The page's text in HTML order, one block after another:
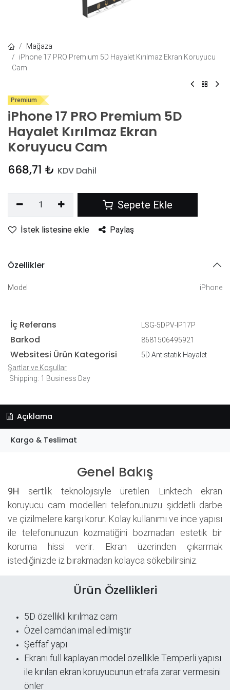
Mağaza
iPhone 17 PRO Premium 5D Hayalet Kırılmaz Ekran Koruyucu
Cam
Premium
iPhone 17 PRO Premium 5D
Hayalet Kırılmaz Ekran
Koruyucu Cam
668,71 ₺ KDV Dahil
Sepete Ekle
İstek listesine ekle Paylaş
Özellikler
Model iPhone
İç Referans LSG-5DPV-IP17P
Barkod 8681506495921
Websitesi Ürün Kategorisi
5D Antistatik Hayalet
Şartlar ve Koşullar
Shipping: 1 Business Day
Açıklama
Kargo & Teslimat
Genel Bakış
9H sertlik teknolojisiyle üretilen Linktech ekran
koruyucu cam modelleri telefonunuzu şiddetli darbe
ve çizilmelere karşı korur. Kolay kullanımı ve ince yapısı
ile telefonunuzun kozmatiğini bozmadan estetik bir
koruma hissi verir. Ekran üzerinden çıkarmak
istediğinizde iz bırakmadan kolayca sökebilirsiniz.
Ürün Özellikleri
5D özellikli kırılmaz cam
Özel camdan imal edilmiştir
Şeffaf yapı
​Ekranı full kaplayan model özellikle Temperli yapısı
ile kırılan ekran koruyucunun etrafa zarar vermesini
önler